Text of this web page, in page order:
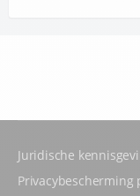
Juridische
Privacybescherming